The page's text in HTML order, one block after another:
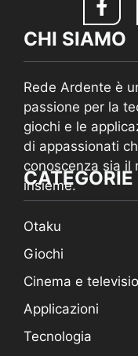
CHI SIAMO
Rede Ardente è
passione per la
giochi e le
di appassionati
conoscenza sia il
insieme.
CATEGORIE
Otaku
Giochi
Cinema e
Applicazioni
Tecnologia